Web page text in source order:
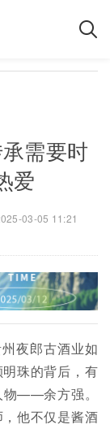
需要时
爱
03-05 11:21
夜郎古酒业如
珠的背后，有
物——余方强。
他不仅是酱酒